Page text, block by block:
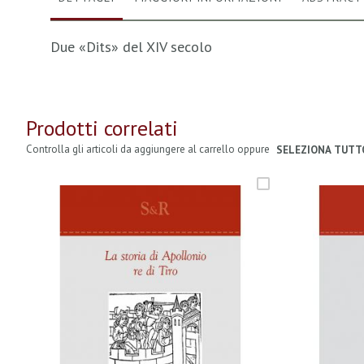
Due «Dits» del XIV secolo
Prodotti correlati
Controlla gli articoli da aggiungere al carrello oppure SELEZIONA